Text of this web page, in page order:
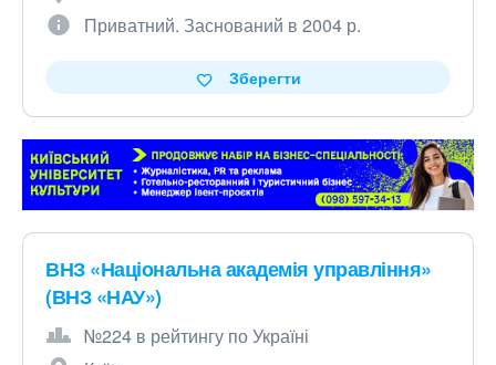
Приватний. Заснований в 2004 р.
Зберегти
ВНЗ «Національна академія управління»
(ВНЗ «НАУ»)
№224 в рейтингу по Україні